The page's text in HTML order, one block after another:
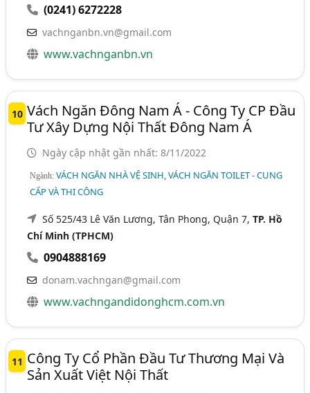
(0241) 6272228
vachnganbn.vn@gmail.com
www.vachnganbn.vn
10 Vách Ngăn Đông Nam Á - Công Ty CP Đầu
Tư Xây Dựng Nội Thất Đông Nam Á
Ngày cập nhật gần nhất: 8/11/2022
Ngành:VÁCH NGĂN NHÀ VỆ SINH, VÁCH NGĂN TOILET - CUNG
CẤP VÀ THI CÔNG
Số 525/43 Lê Văn Lương, Tân Phong, Quận 7,TP. Hồ
Chí Minh (TPHCM)
0904888169
donam.vachngan@gmail.com
www.vachngandidonghcm.com.vn
11 Công Ty Cổ Phần Đầu Tư Thương Mại Và
Sản Xuất Việt Nội Thất